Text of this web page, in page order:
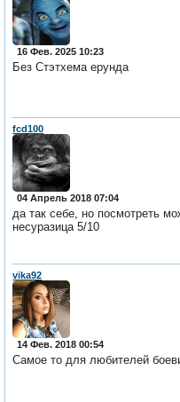
16 Фев. 2025 10:23
Без Стэтхема ерунда
fcd100
04 Апрель 2018 07:04
да так себе, но посмотреть
несуразица 5/10
vika92
14 Фев. 2018 00:54
Самое то для любителей